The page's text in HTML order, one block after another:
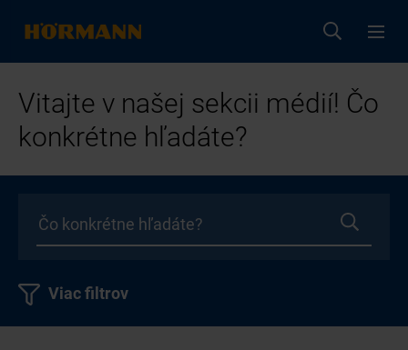
Vitajte v našej sekcii médií! Čo
konkrétne hľadáte?
Viac filtrov